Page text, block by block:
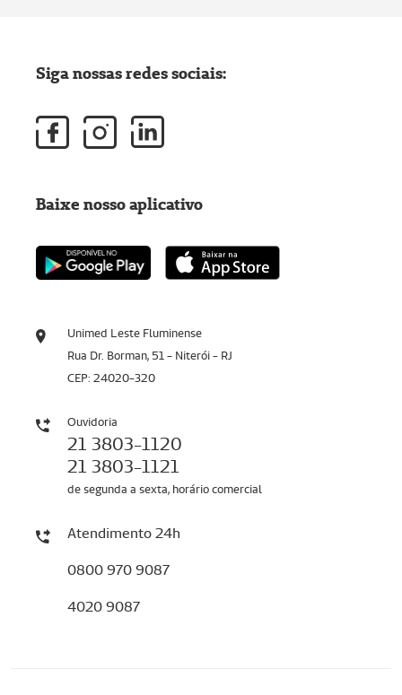
Unimed Leste Fluminense
Rua Dr. Borman, 51 - Niterói - RJ
CEP: 24020-320
Ouvidoria
21 3803-1120
21 3803-1121
de segunda a sexta, horário comercial
Atendimento 24h
0800 970 9087
4020 9087
Siga nossas redes sociais:
Baixe nosso aplicativo